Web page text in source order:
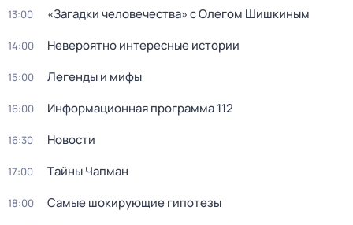
13:00 «Загадки человечества» с Олегом Шишкиным
14:00 Невероятно интересные истории
15:00 Легенды и мифы
16:00 Информационная программа 112
16:30 Новости
17:00 Тaйны Чапман
18:00 Самые шoкиpующие гипотезы